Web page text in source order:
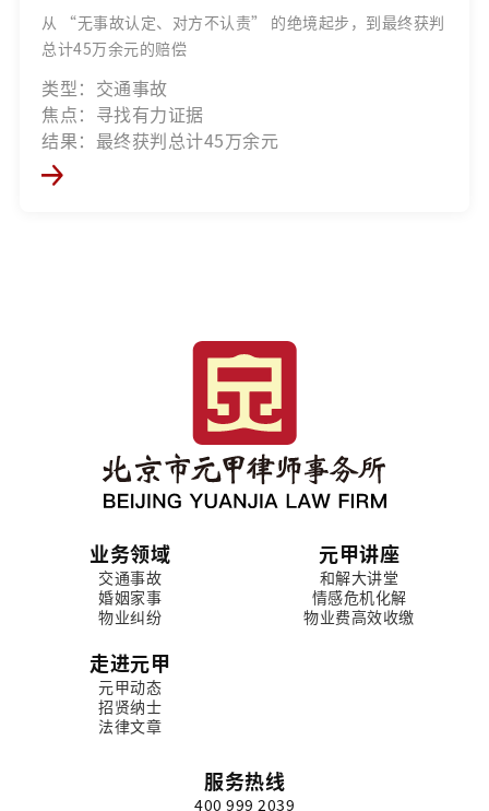
从 “无事故认定、对方不认责” 的绝境起步，到最终获判
总计45万余元的赔偿
类型：交通事故
焦点：寻找有力证据
结果：最终获判总计45万余元
业务领域
交通事故
婚姻家事
物业纠纷
元甲讲座
和解大讲堂
情感危机化解
物业费高效收缴
走进元甲
元甲动态
招贤纳士
法律文章
服务热线
400 999 2039